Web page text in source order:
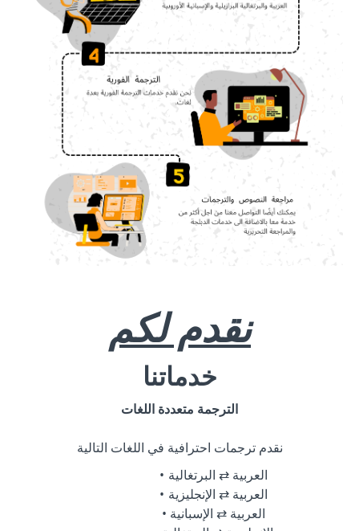
نقدم لكم
خدماتنا
الترجمة متعددة اللغات
نقدم ترجمات احترافية في اللغات التالية
العربية ⇄ البرتغالية
العربية ⇄ الإنجليزية
العربية ⇄ الإسبانية